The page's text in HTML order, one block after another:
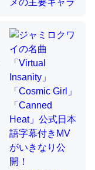
うのか？
う脊椎動物と貝
を無くしてナメク
虫はなぜ海にいな